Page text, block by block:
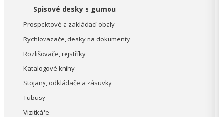
Spisové desky s gumou
Prospektové a zakládací obaly
Rychlovazače, desky na dokumenty
Rozlišovače, rejstříky
Katalogové knihy
Stojany, odkládače a zásuvky
Tubusy
Vizitkáře